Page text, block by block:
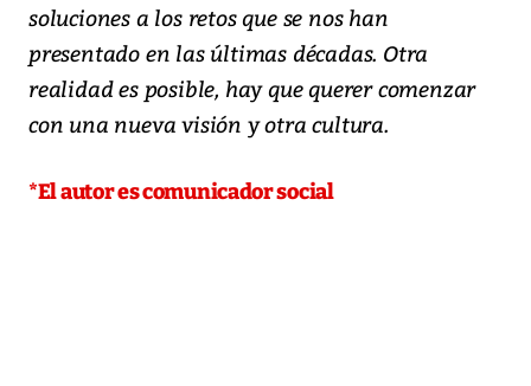
soluciones a los retos que se nos han
presentado en las últimas décadas. Otra
realidad es posible, hay que querer comenzar
con una nueva visión y otra cultura.
*El autor es comunicador social